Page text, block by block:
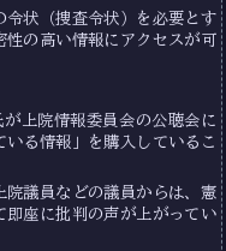
令状（捜査令状）を必要とす
性の高い情報にアクセスが可
上院情報委員会の公聴会に
る情報」を購入しているこ
院議員などの議員からは、憲
座に批判の声が上がってい